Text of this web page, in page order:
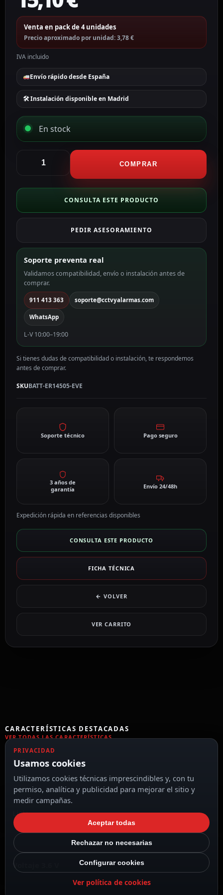
Venta en pack de 4 unidades
Precio aproximado por unidad: 3,78 €
IVA incluido
Envío rápido desde España
🛠 Instalación disponible en Madrid
En stock
/
Litio.
Voltaje
BATT-
ER14505-
EVE
cantidad
COMPRAR
CONSULTA ESTE PRODUCTO
PEDIR ASESORAMIENTO
Soporte preventa real
Validamos compatibilidad, envío o instalación antes de
comprar.
911 413 363 soporte@cctvyalarmas.com
WhatsApp
L-V 10:00–19:00
Si tienes dudas de compatibilidad o instalación, te respondemos
antes de comprar.
SKUBATT-ER14505-EVE
Soporte técnico Pago seguro
3 años de
garantía
Envío 24/48h
Expedición rápida en referencias disponibles
CONSULTA ESTE PRODUCTO
FICHA TÉCNICA
← VOLVER
VER CARRITO
CARACTERÍSTICAS DESTACADAS
VER TODAS LAS CARACTERÍSTICAS
EVE
Litio
Voltaje 3.6 V
PRIVACIDAD
Usamos cookies
Utilizamos cookies técnicas imprescindibles y, con tu
permiso, analítica y publicidad para mejorar el sitio y
medir campañas.
Aceptar todas
Rechazar no necesarias
Configurar cookies
Ver política de cookies